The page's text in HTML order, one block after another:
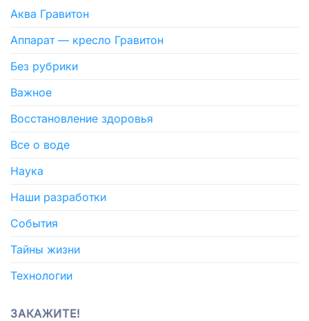
Аква Гравитон
Аппарат — кресло Гравитон
Без рубрики
Важное
Восстановление здоровья
Все о воде
Наука
Наши разработки
События
Тайны жизни
Технологии
ЗАКАЖИТЕ!